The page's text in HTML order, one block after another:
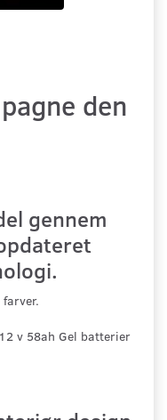
den
gennem
v 58ah Gel batterier